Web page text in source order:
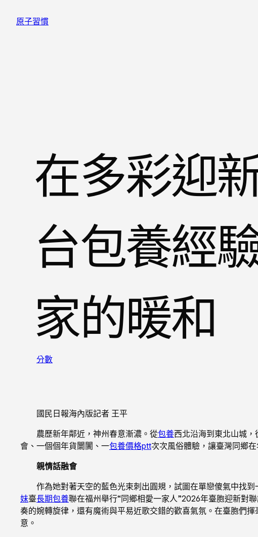
原子習慣
在多彩迎
台包養經
家的暖和
分數
國民日報海內版記者 王平
農歷新年鄰近，神州春意漸濃。從包養西北沿海到東北山城
會、一個個年貨闤闠、一包養價格ptt次次風俗體驗，讓臺灣同鄉
親情話融會
作為她對著天空的藍色光束刺出圓規，試圖在單戀傻氣中找
妹臺長期包養聯在福州舉行“同鄉相愛一家人”2026年臺胞迎新對
奏的婉轉旋律，還有魔術與平易近歌交錯的歡喜氣氛。在臺胞們揮
意。